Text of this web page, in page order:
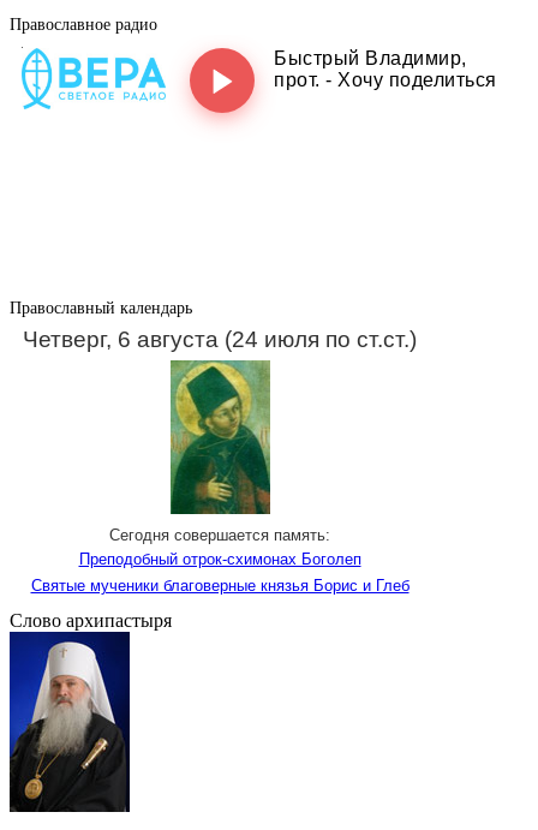
Православное радио
Православный календарь
Четверг, 6 августа (24 июля по ст.ст.)
Сегодня совершается память:
Преподобный отрок-схимонах Боголеп
Святые мученики благоверные князья Борис и Глеб
Слово архипастыря